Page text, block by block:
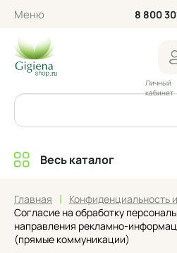
Меню 8 800
Личный
кабинет
Весь каталог
Главная | Конфиденциальность
Согласие на обработку
направления рекламно-
(прямые коммуникации)